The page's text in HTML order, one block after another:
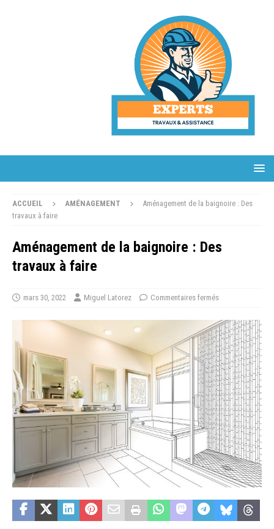
ACCUEIL AMÉNAGEMENT
Aménagement de la baignoire : Des
travaux à faire
Aménagement de la baignoire : Des
travaux à faire
mars 30, 2022 Miguel Latorez Commentaires fermés